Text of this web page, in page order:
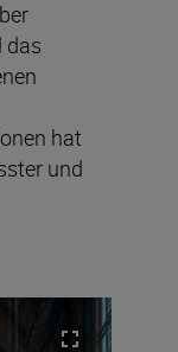
das
hat
und